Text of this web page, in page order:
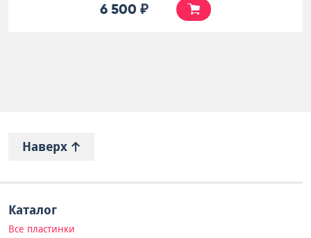
6 500 ₽
Наверх
Каталог
Все пластинки